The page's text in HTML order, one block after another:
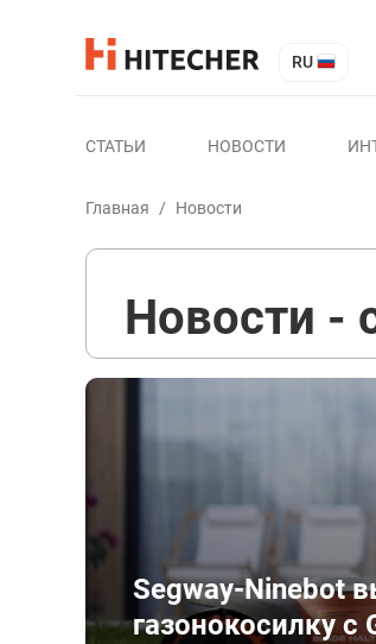
RU
СТАТЬИ НОВОСТИ
Главная / Новости
Новости -
Segway-Ninebot
газонокосилку с